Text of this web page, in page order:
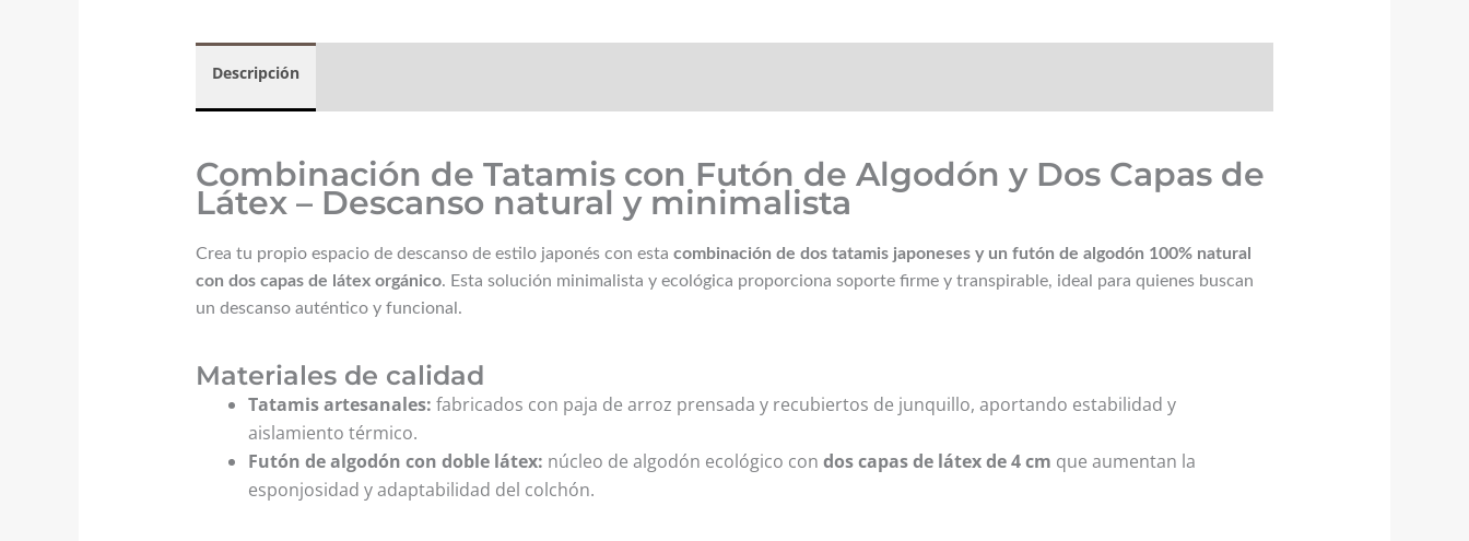
Descripción
Combinación de Tatamis con Futón de Algodón y Dos Capas de
Látex – Descanso natural y minimalista
Crea tu propio espacio de descanso de estilo japonés con esta combinación de dos tatamis japoneses y un futón de algodón 100% natural
con dos capas de látex orgánico. Esta solución minimalista y ecológica proporciona soporte firme y transpirable, ideal para quienes buscan
un descanso auténtico y funcional.
Materiales de calidad
Tatamis artesanales: fabricados con paja de arroz prensada y recubiertos de junquillo, aportando estabilidad y
aislamiento térmico.
Futón de algodón con doble látex: núcleo de algodón ecológico con dos capas de látex de 4 cm que aumentan la
esponjosidad y adaptabilidad del colchón.